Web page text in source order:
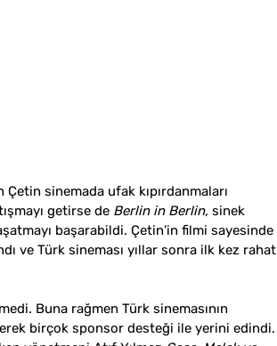
Çetin sinemada ufak kıpırdanmaları
getirse de Berlin in Berlin, sinek
başarabildi. Çetin’in filmi sayesinde
ve Türk sineması yıllar sonra ilk kez rahat
Buna rağmen Türk sinemasının
birçok sponsor desteği ile yerini edindi.